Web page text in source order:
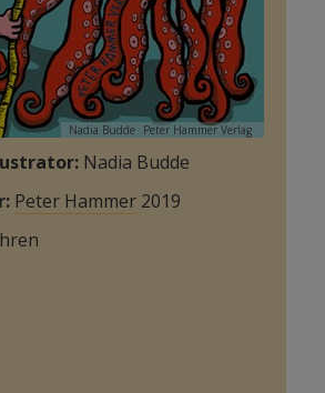
Nadia Budde Peter Hammer Verlag
Nadia Budde
Peter Hammer 2019